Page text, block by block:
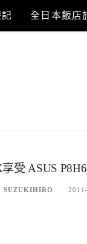
全日本飯店
受 ASUS
SUZUKIHIRO